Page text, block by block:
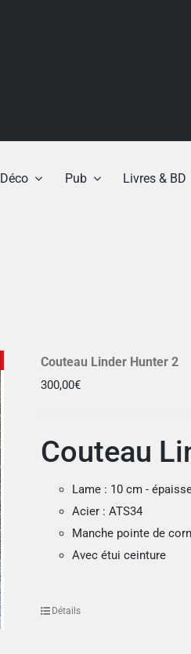
Déco Pub Livres & BD
Couteau Linder Hunter 2
300,00€
Couteau
Lame : 10 cm -
Acier : ATS34
Manche pointe de
Avec étui ceinture
Détails